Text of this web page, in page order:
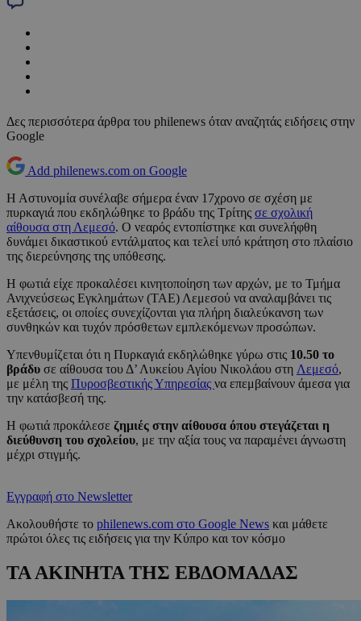
Δες περισσότερα άρθρα του philenews όταν αναζητάς ειδήσεις στην
Google
Add philenews.com on Google
Η Αστυνομία συνέλαβε σήμερα έναν 17χρονο σε σχέση με
πυρκαγιά που εκδηλώθηκε το βράδυ της Τρίτης σε σχολική
αίθουσα στη Λεμεσό. Ο νεαρός εντοπίστηκε και συνελήφθη
δυνάμει δικαστικού εντάλματος και τελεί υπό κράτηση στο πλαίσιο
της διερεύνησης της υπόθεσης.
Η φωτιά είχε προκαλέσει κινητοποίηση των αρχών, με το Τμήμα
Ανιχνεύσεως Εγκλημάτων (ΤΑΕ) Λεμεσού να αναλαμβάνει τις
εξετάσεις, οι οποίες συνεχίζονται για πλήρη διαλεύκανση των
συνθηκών και τυχόν πρόσθετων εμπλεκόμενων προσώπων.
Υπενθυμίζεται ότι η Πυρκαγιά εκδηλώθηκε γύρω στις 10.50 το
βράδυ σε αίθουσα του Δ’ Λυκείου Αγίου Νικολάου στη Λεμεσό,
με μέλη της Πυροσβεστικής Υπηρεσίας να επεμβαίνουν άμεσα για
την κατάσβεσή της.
Η φωτιά προκάλεσε ζημιές στην αίθουσα όπου στεγάζεται η
διεύθυνση του σχολείου, με την αξία τους να παραμένει άγνωστη
μέχρι στιγμής.
Εγγραφή στο Newsletter
Ακολουθήστε το philenews.com στο Google News και μάθετε
πρώτοι όλες τις ειδήσεις για την Κύπρο και τον κόσμο
ΤΑ ΑΚΙΝΗΤΑ ΤΗΣ ΕΒΔΟΜΑΔΑΣ